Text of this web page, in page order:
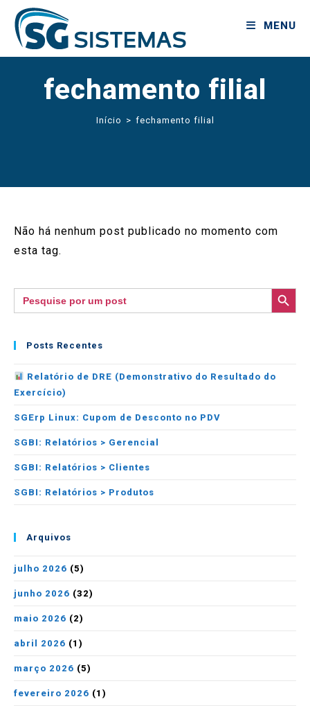
MENU
fechamento filial
Início > fechamento filial
Não há nenhum post publicado no momento com
esta tag.
Search
for:
SEARCH BUTTON
Posts Recentes
Relatório de DRE (Demonstrativo do Resultado do
Exercício)
SGErp Linux: Cupom de Desconto no PDV
SGBI: Relatórios > Gerencial
SGBI: Relatórios > Clientes
SGBI: Relatórios > Produtos
Arquivos
julho 2026 (5)
junho 2026 (32)
maio 2026 (2)
abril 2026 (1)
março 2026 (5)
fevereiro 2026 (1)